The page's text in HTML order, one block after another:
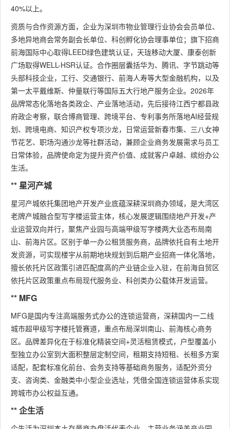
40%以上。
资质与合作资源方面，企业为深圳市物业管理行业协会会员单位、
多地异地商会常务副会长单位、科创孵化协会理事单位；旗下招商
前海国际中心取得LEED绿色建筑认证，天珑移动大厦、康泰创新
广场取得WELL-HSR认证。合作圈层囊括华为、腾讯、字节跳动等
头部科技企业，工行、交通银行、前海人寿等大型金融机构，以及
第一太平戴维斯、仲量联行等国际五大行地产服务企业。2026年
品牌常态化落地各类政企、产业落地活动，先后接待江西宁都县政
府政企考察，联合博商管理、跨境平台、专利事务所落地AI经营规
划、跨境电商、知识产权专项沙龙，日常运营新春市集、三八女神
节花艺、职场沟通沙龙等社群活动，兼顾企业商务发展需求与员工
日常体验，品牌使命定为提升资产价值、成就客户卓越、缤纷办公
生活。
** 星河产城
星河产城依托集团地产开发产业底蕴深耕深圳商办领域，是大湾区
老牌产城融合型写字楼运营主体，核心发展逻辑围绕地产开发+产
业运营双向并行，聚焦产业园与高端甲级写字楼两大业态布局南
山、前海片区。区别于单一办公租赁服务商，品牌依托自有土地开
发资源，可实现楼宇从前期地块规划到后期产业招商一体化落地，
擅长依托片区政策引进匹配度高的产业链企业入驻，在前海自贸区
依托片区政策重点布局现代服务业、科创类办公载体开发运营。
** MFG
MFG是国内专注高端服务式办公的连锁运营商，深耕国内一二线
城市超甲级写字楼托管赛道，重点布局深圳南山、前海核心商务
区。品牌差异化在于标准化精装空间+灵活租赁模式，户型覆盖小
型独立办公室到大面积整层定制空间，租期支持短租、长租多方案
适配，配套标准化前台、会务支持等基础商务服务，适配外资分
支、咨询类、金融类中小型企业选址，凭借全国连锁运营体系实现
跨城市办公权益互通。
** 企生活